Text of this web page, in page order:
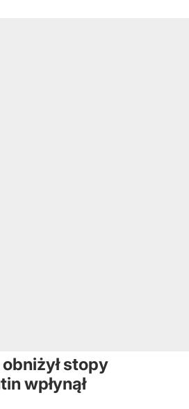
stopy
wpłynął